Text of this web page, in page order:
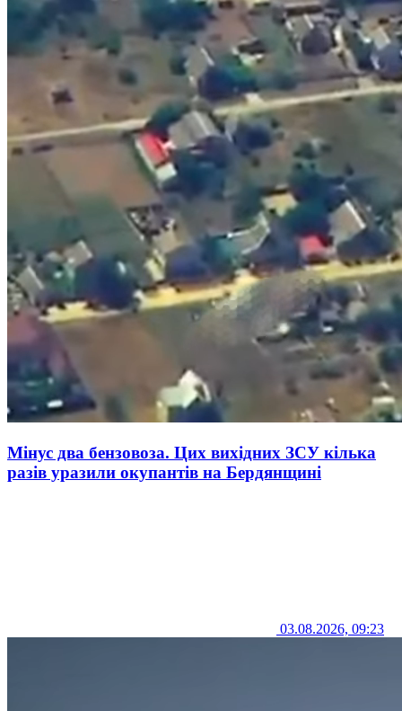
Мінус два бензовоза. Цих вихідних ЗСУ кілька
разів уразили окупантів на Бердянщині
03.08.2026, 09:23